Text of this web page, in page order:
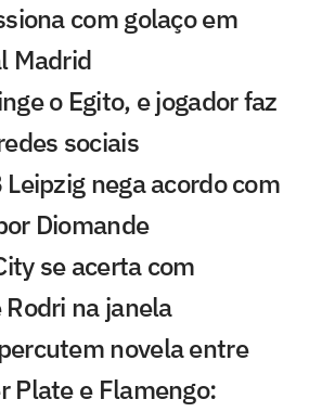
com golaço em
Madrid
o Egito, e jogador faz
sociais
nega acordo com
Diomande
se acerta com
na janela
novela entre
Plate e Flamengo: